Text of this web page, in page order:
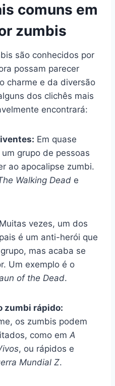
comuns em
zumbis
são conhecidos por
possam parecer
charme e da diversão
dos clichês mais
encontrará:
Em quase
grupo de pessoas
ao apocalipse zumbi.
Walking Dead e
Muitas vezes, um dos
é um anti-herói que
mas acaba se
Um exemplo é o
of the Dead.
zumbi rápido:
os zumbis podem
como em A
, ou rápidos e
Mundial Z.